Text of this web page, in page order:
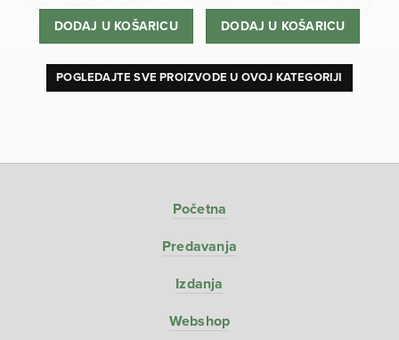
DODAJ U KOŠARICU DODAJ U KOŠARICU
POGLEDAJTE SVE PROIZVODE U OVOJ KATEGORIJI
Početna
Predavanja
Izdanja
Webshop